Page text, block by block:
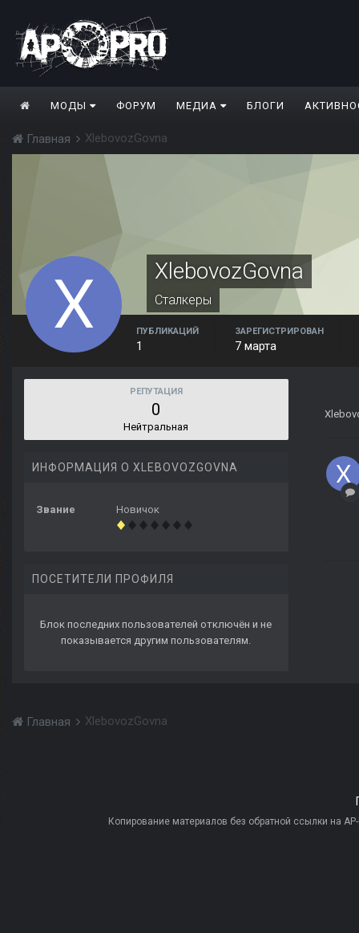
МОДЫ ФОРУМ МЕДИА БЛОГИ
Главная XlebovozGovna
XlebovozGovna
Сталкеры
ПУБЛИКАЦИЙ
1
ЗАРЕГИСТРИРОВАН
7 марта
РЕПУТАЦИЯ
0
Нейтральная
ИНФОРМАЦИЯ О XLEBOVOZGOVNA
Звание Новичок
ПОСЕТИТЕЛИ ПРОФИЛЯ
Блок последних пользователей отключён и не
показывается другим пользователям.
Главная XlebovozGovna
Копирование материалов без обратной ссылки на